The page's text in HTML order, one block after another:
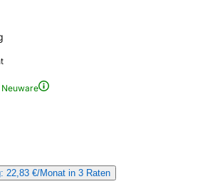
22,83 €/Monat in 3 Raten